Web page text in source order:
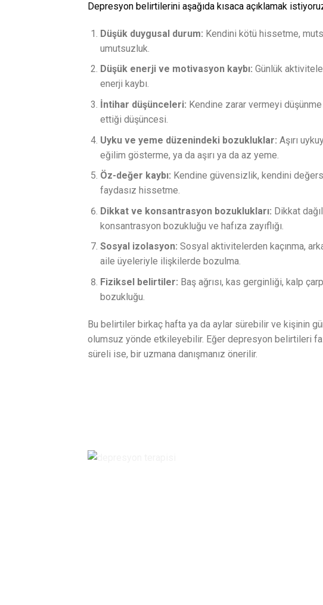
Depresyon belirtilerini aşağıda kısaca açıklamak
Düşük duygusal durum: Kendini kötü hissetme,
umutsuzluk.
Düşük enerji ve motivasyon kaybı: Günlük
enerji kaybı.
İntihar düşünceleri: Kendine zarar vermeyi
ettiği düşüncesi.
Uyku ve yeme düzenindeki bozukluklar: Aşırı
eğilim gösterme, ya da aşırı ya da az yeme.
Öz-değer kaybı: Kendine güvensizlik, kendini
faydasız hissetme.
Dikkat ve konsantrasyon bozuklukları: Dikkat
konsantrasyon bozukluğu ve hafıza zayıflığı.
Sosyal izolasyon: Sosyal aktivitelerden kaçınma,
aile üyeleriyle ilişkilerde bozulma.
Fiziksel belirtiler: Baş ağrısı, kas gerginliği, kalp
bozukluğu.
Bu belirtiler birkaç hafta ya da aylar sürebilir ve kişinin
olumsuz yönde etkileyebilir. Eğer depresyon belirtileri
süreli ise, bir uzmana danışmanız önerilir.